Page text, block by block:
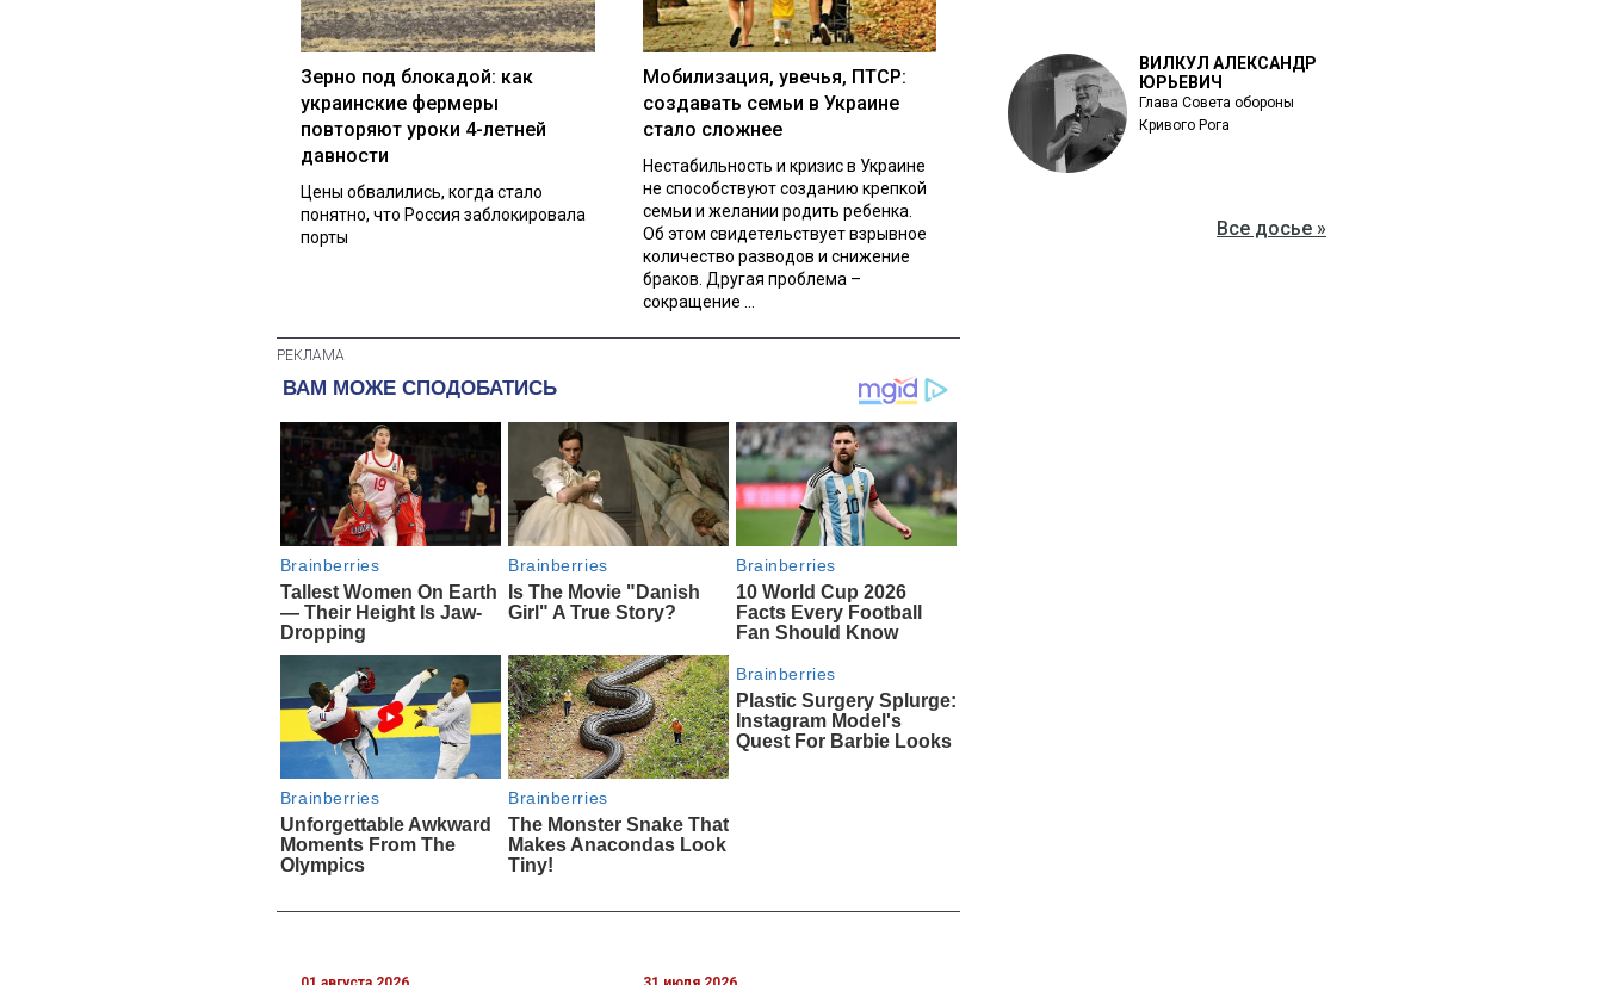
Зерно под блокадой: как
украинские фермеры
повторяют уроки 4-летней
давности
Цены обвалились, когда стало
понятно, что Россия заблокировала
порты
Мобилизация, увечья, ПТСР:
создавать семьи в Украине
стало сложнее
Нестабильность и кризис в Украине
не способствуют созданию крепкой
семьи и желании родить ребенка.
Об этом свидетельствует взрывное
количество разводов и снижение
браков. Другая проблема –
сокращение ...
ВИЛКУЛ АЛЕКСАНДР
ЮРЬЕВИЧ
Глава Совета обороны
Кривого Рога
Все досье »